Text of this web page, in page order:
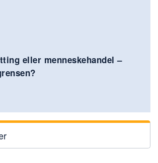
eller menneskehandel –